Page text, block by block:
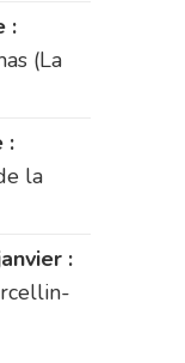
:
(La
:
la
: